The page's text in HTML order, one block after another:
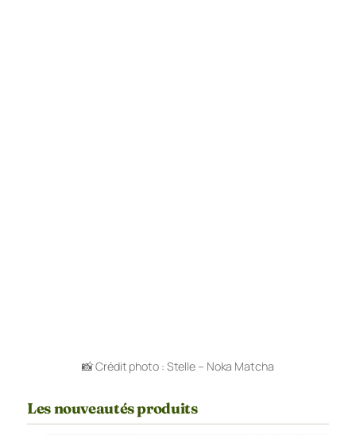
📸 Crédit photo : Stelle – Noka Matcha
Les nouveautés produits